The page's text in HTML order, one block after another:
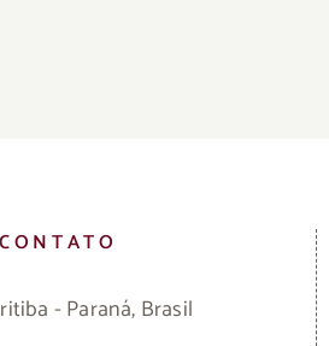
CONTATO
- Paraná, Brasil